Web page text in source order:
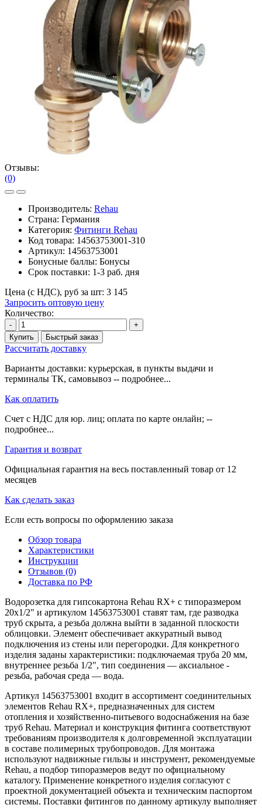
Отзывы:
(0)
Производитель: Rehau
Страна: Германия
Категория: Фитинги Rehau
Код товара: 14563753001-310
Артикул: 14563753001
Бонусные баллы: Бонусы
Срок поставки: 1-3 раб. дня
Цена (с НДС), руб за шт: 3 145
Запросить оптовую цену
Количество:
-
+
Купить
Быстрый заказ
Рассчитать доставку
Варианты доставки: курьерская, в пункты выдачи и
терминалы ТК, самовывоз -- подробнее...
Как оплатить
Счет с НДС для юр. лиц; оплата по карте онлайн; --
подробнее...
Гарантия и возврат
Официальная гарантия на весь поставленный товар от 12
месяцев
Как сделать заказ
Если есть вопросы по оформлению заказа
Обзор товара
Характеристики
Инструкции
Отзывов (0)
Доставка по РФ
Водорозетка для гипсокартона Rehau RX+ с типоразмером
20x1/2" и артикулом 14563753001 ставят там, где разводка
труб скрыта, а резьба должна выйти в заданной плоскости
облицовки. Элемент обеспечивает аккуратный вывод
подключения из стены или перегородки. Для конкретного
изделия заданы характеристики: подключаемая труба 20 мм,
внутреннее резьба 1/2", тип соединения — аксиальное -
резьба, рабочая среда — вода.
Артикул 14563753001 входит в ассортимент соединительных
элементов Rehau RX+, предназначенных для систем
отопления и хозяйственно-питьевого водоснабжения на базе
труб Rehau. Материал и конструкция фитинга соответствуют
требованиям производителя к долговременной эксплуатации
в составе полимерных трубопроводов. Для монтажа
используют надвижные гильзы и инструмент, рекомендуемые
Rehau, а подбор типоразмеров ведут по официальному
каталогу. Применение конкретного изделия согласуют с
проектной документацией объекта и техническим паспортом
системы. Поставки фитингов по данному артикулу выполняет